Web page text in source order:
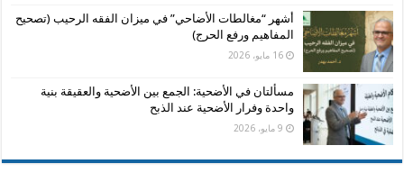
أشهر “مغالطات الأضاحي” في ميزان الفقه الرحيب (تصحيح
المفاهيم ورفع الحرج)
16 مايو، 2026
مسألتان في الأضحية: الجمع بين الأضحية والعقيقة بنية
واحدة وفرار الأضحية عند الذبح
9 مايو، 2026